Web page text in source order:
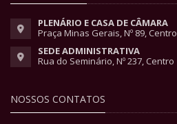
PLENÁRIO E CASA DE CÂMARA
Praça Minas Gerais, Nº 89, Centro
SEDE ADMINISTRATIVA
Rua do Seminário, Nº 237, Centro
NOSSOS CONTATOS